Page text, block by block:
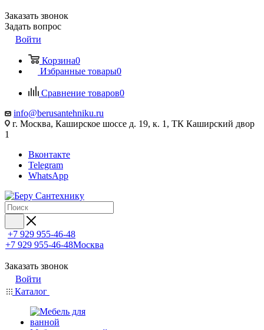
Заказать звонок
Задать вопрос
Войти
Корзина0
Избранные товары0
Сравнение товаров0
info@berusantehniku.ru
г. Москва, Каширское шоссе д. 19, к. 1, ТК Каширский двор
1
Вконтакте
Telegram
WhatsApp
+7 929 955-46-48
+7 929 955-46-48Москва
Заказать звонок
Войти
Каталог